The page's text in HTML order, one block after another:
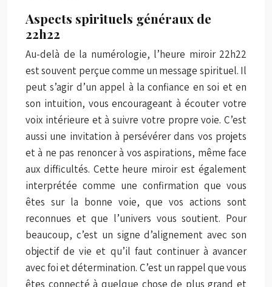
Aspects spirituels généraux de
22h22
Au-delà de la numérologie, l’heure miroir 22h22
est souvent perçue comme un message spirituel. Il
peut s’agir d’un appel à la confiance en soi et en
son intuition, vous encourageant à écouter votre
voix intérieure et à suivre votre propre voie. C’est
aussi une invitation à persévérer dans vos projets
et à ne pas renoncer à vos aspirations, même face
aux difficultés. Cette heure miroir est également
interprétée comme une confirmation que vous
êtes sur la bonne voie, que vos actions sont
reconnues et que l’univers vous soutient. Pour
beaucoup, c’est un signe d’alignement avec son
objectif de vie et qu’il faut continuer à avancer
avec foi et détermination. C’est un rappel que vous
êtes connecté à quelque chose de plus grand et